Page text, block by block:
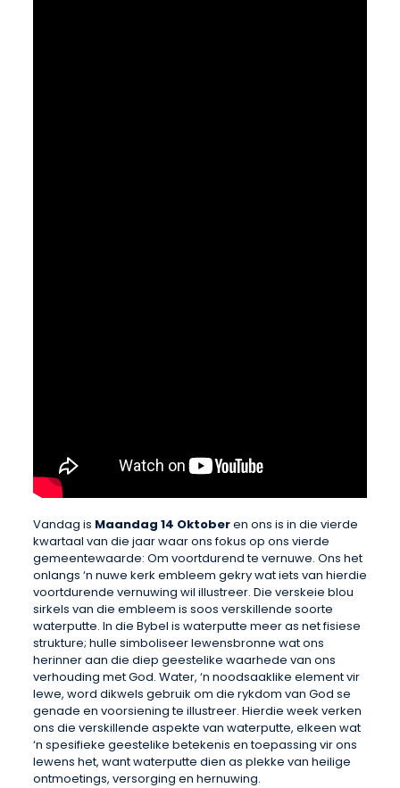
Vandag is Maandag 14 Oktoberen ons is in die vierde
kwartaal van die jaar waar ons fokus op ons vierde
gemeentewaarde: Om voortdurend te vernuwe. Ons het
onlangs ‘n nuwe kerk embleem gekry wat iets van hierdie
voortdurende vernuwing wil illustreer. Die verskeie blou
sirkels van die embleem is soos verskillende soorte
waterputte. In die Bybel is waterputte meer as net fisiese
strukture; hulle simboliseer lewensbronne wat ons
herinner aan die diep geestelike waarhede van ons
verhouding met God. Water, ‘n noodsaaklike element vir
lewe, word dikwels gebruik om die rykdom van God se
genade en voorsiening te illustreer. Hierdie week verken
ons die verskillende aspekte van waterputte, elkeen wat
‘n spesifieke geestelike betekenis en toepassing vir ons
lewens het, want waterputte dien as plekke van heilige
ontmoetings, versorging en hernuwing.